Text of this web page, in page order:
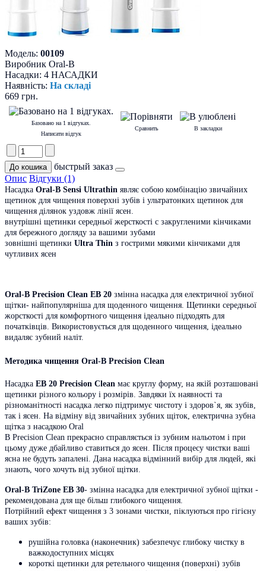
Модель: 00109
Виробник Oral-B
Насадки: 4 НАСАДКИ
Наявність: На складі
669 грн.
Базовано на 1 відгуках.
Написати відгук
Сравнить В закладки
быстрый заказ
Опис Відгуки (1)
Насадка Oral-B Sensi Ultrathin являє собою комбінацію звичайних
щетинок для чищення поверхні зубів і ультратонких щетинок для
чищення ділянок уздовж лінії ясен.
внутрішні щетинки середньої жерсткості с закругленими кінчиками
для бережного догляду за вашими зубами
зовнішні щетинки Ultra Thin з гострими мякими кінчиками для
чутливих ясен
Oral-B Precision Clean EB 20 змінна насадка для електричної зубної
щітки- найпопулярніша для щоденного чищення. Щетинки середньої
жорсткості для комфортного чищення ідеально підходять для
початківців. Використовується для щоденного чищення, ідеально
видаляє зубний наліт.
Методика чищення Oral-B Precision Clean
Насадка EB 20 Precision Clean має круглу форму, на якій розташовані
щетинки різного кольору і розмірів. Завдяки їх наявності та
різноманітності насадка легко підтримує чистоту і здоров`я, як зубів,
так і ясен. На відміну від звичайних зубних щіток, електрична зубна
щітка з насадкою Oral
B Precision Clean прекрасно справляється із зубним нальотом і при
цьому дуже дбайливо ставиться до ясен. Після процесу чистки ваші
ясна не будуть запалені. Дана насадка відмінний вибір для людей, які
знають, чого хочуть від зубної щітки.
Oral-B TriZone EB 30- змінна насадка для електричної зубної щітки -
рекомендована для ще більш глибокого чищення.
Потрійний ефект чищення з 3 зонами чистки, піклуються про гігієну
ваших зубів:
рушійна головка (наконечник) забезпечує глибоку чистку в
важкодоступних місцях
короткі щетинки для ретельного чищення (поверхні) зубів